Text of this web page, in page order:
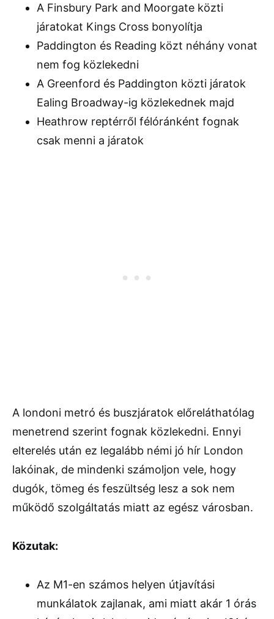
A Finsbury Park and Moorgate közti
járatokat Kings Cross bonyolítja
Paddington és Reading közt néhány vonat
nem fog közlekedni
A Greenford és Paddington közti járatok
Ealing Broadway-ig közlekednek majd
Heathrow reptérről félóránként fognak
csak menni a járatok
A londoni metró és buszjáratok előreláthatólag
menetrend szerint fognak közlekedni. Ennyi
elterelés után ez legalább némi jó hír London
lakóinak, de mindenki számoljon vele, hogy
dugók, tömeg és feszültség lesz a sok nem
működő szolgáltatás miatt az egész városban.
Közutak:
Az M1-en számos helyen útjavítási
munkálatok zajlanak, ami miatt akár 1 órás